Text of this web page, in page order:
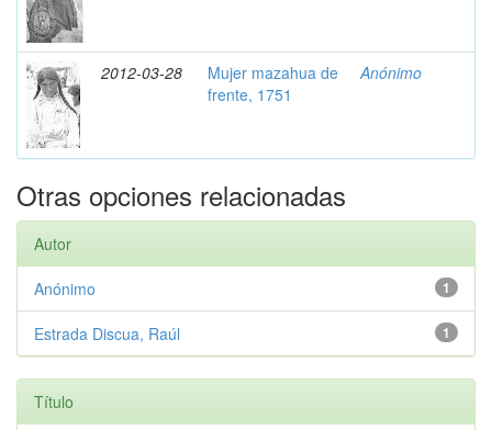
2012-03-28
Mujer mazahua de
frente, 1751
Anónimo
Otras opciones relacionadas
Autor
1
Anónimo
1
Estrada Discua, Raúl
Título